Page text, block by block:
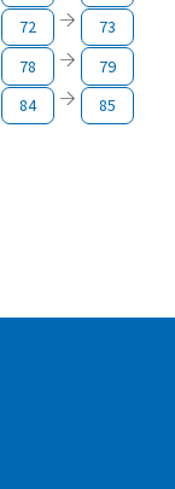
72
73
78
79
84
85